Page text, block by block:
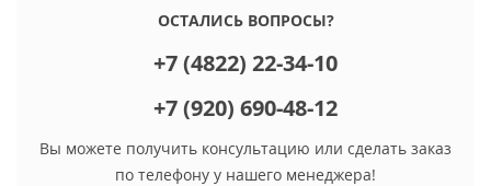
ОСТАЛИСЬ ВОПРОСЫ?
+7 (4822) 22-34-10
+7 (920) 690-48-12
Вы можете получить консультацию или сделать заказ
по телефону у нашего менеджера!